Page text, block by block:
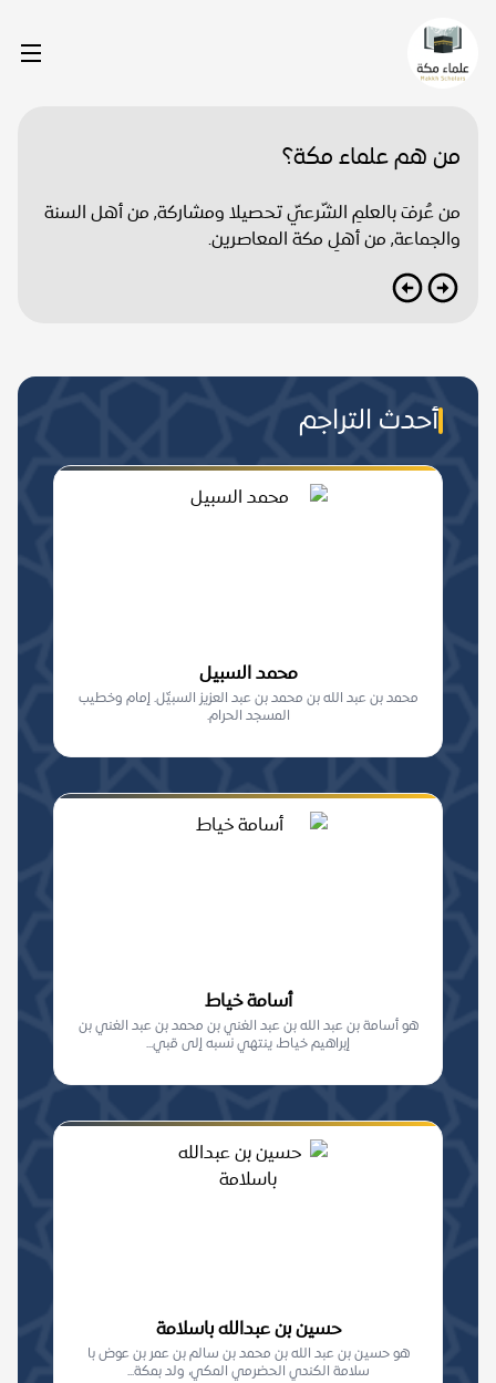
من هم علماء مكة؟
من عُرفَ بالعلمِ الشّرعيّ تحصيلا ومشاركة, من أهل السنة
والجماعة, من أهلِ مكة المعاصرين.
أحدث التراجم
محمد السبيل
محمد بن عبد الله بن محمد بن عبد العزيز السبيِّل. إمام وخطيب
المسجد الحرام.
أسامة خياط
هو أسامة بن عبد الله بن عبد الغني بن محمد بن عبد الغني بن
إبراهيم خياط، ينتهي نسبه إلى قبي...
حسين بن عبدالله باسلامة
هو حسين بن عبد الله بن محمد بن سالم بن عمر بن عوض با
سلامة الكندي الحضرمي المكي، ولد بمكة...